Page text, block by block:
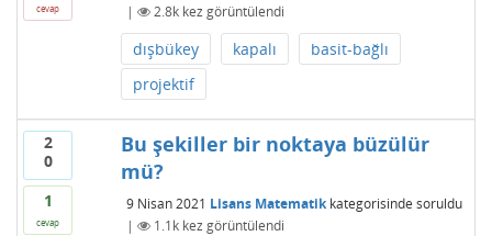
cevap
|
2.8kkez görüntülendi
dışbükey kapalı
basit-bağlı
projektif
2
0
1
cevap
Bu şekiller bir noktaya büzülür
mü?
9 Nisan 2021 Lisans Matematikkategorisinde soruldu
|
1.1kkez görüntülendi